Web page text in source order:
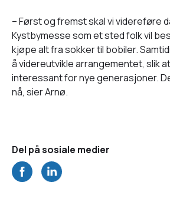
– Først og fremst skal vi videreføre
Kystbymesse som et sted folk vil
kjøpe alt fra sokker til bobiler.
å videreutvikle arrangementet, slik
interessant for nye generasjoner.
nå, sier Arnø.
Del på sosiale medier